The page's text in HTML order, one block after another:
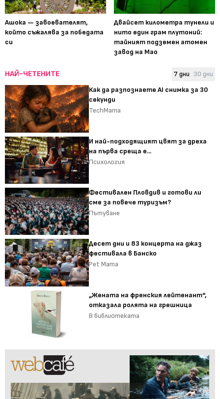
Ашока — завоевателят,
който съжалява за победата
си
Двайсет километра тунели и
нито един грам плутоний:
тайният подземен атомен
завод на Мао
НАЙ-ЧЕТЕНИТЕ 7 дни 30 дни
Как да разпознаете AI снимка за 30
секунди
TechMama
И най-подходящият цвят за дреха
на първа среща е...
Психология
Фестивален Пловдив и готови ли
сме за повече туризъм?
Пътуване
Десет дни и 83 концерта на джаз
фестивала в Банско
Pet Mama
„Жената на френския лейтенант“,
отказала ролята на грешница
В библиотеката